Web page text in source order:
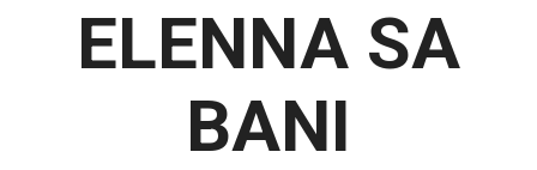
ELENNA SA
BANI